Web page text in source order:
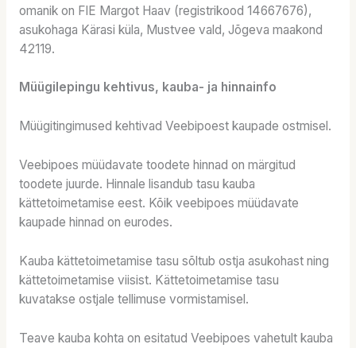
omanik on FIE Margot Haav (registrikood 14667676),
asukohaga Kärasi küla, Mustvee vald, Jõgeva maakond
42119.
Müügilepingu kehtivus, kauba- ja hinnainfo
Müügitingimused kehtivad Veebipoest kaupade ostmisel.
Veebipoes müüdavate toodete hinnad on märgitud
toodete juurde. Hinnale lisandub tasu kauba
kättetoimetamise eest. Kõik veebipoes müüdavate
kaupade hinnad on eurodes.
Kauba kättetoimetamise tasu sõltub ostja asukohast ning
kättetoimetamise viisist. Kättetoimetamise tasu
kuvatakse ostjale tellimuse vormistamisel.
Teave kauba kohta on esitatud Veebipoes vahetult kauba